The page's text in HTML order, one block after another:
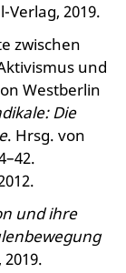
Verlag, 2019.
zwischen
und
Westberlin
Die
. Hrsg. von
und ihre